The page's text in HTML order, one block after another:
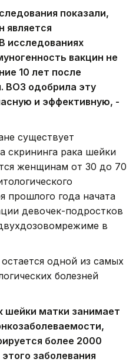
показали,
является
исследованиях
вакцин не
10 лет после
ВОЗ одобрила эту
и эффективную, -
существует
скрининга рака шейки
женщинам от 30 до 70
прошлого года начата
девочек-подростков
в
одной из самых
болезней
шейки матки занимает
более 2000
заболевания